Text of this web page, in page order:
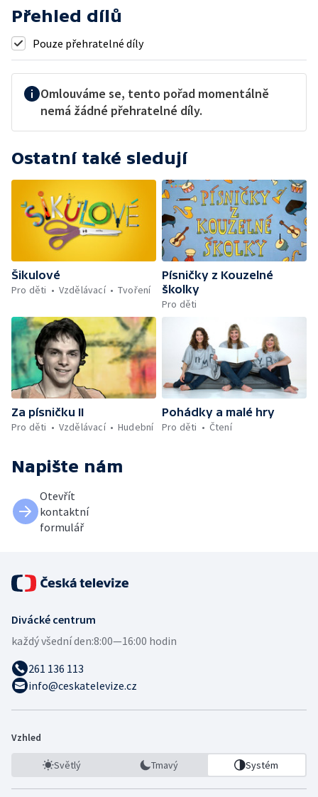
Přehled dílů
Pouze přehratelné díly
Omlouváme se, tento pořad momentálně
nemá žádné přehratelné díly.
Ostatní také sledují
Šikulové
Pro děti
Vzdělávací Tvoření
Písničky z Kouzelné
školky
Pro děti
Za písničku II
Pro děti
Vzdělávací Hudební
Pohádky a malé hry
Pro děti
Čtení
Napište nám
Otevřít
kontaktní
formulář
Divácké centrum
každý všední den:8:00—16:00 hodin
261 136 113
info@ceskatelevize.cz
Vzhled
Světlý Tmavý Systém